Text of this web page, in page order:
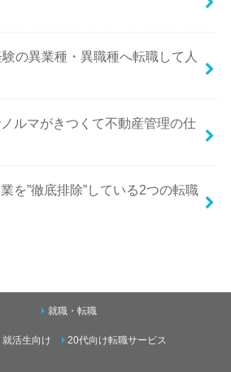
の異業種・異職種へ転職して人
ルマがきつくて不動産管理の仕
を”徹底排除”している2つの転職
就職・転職
就活生向け
20代向け転職サービス